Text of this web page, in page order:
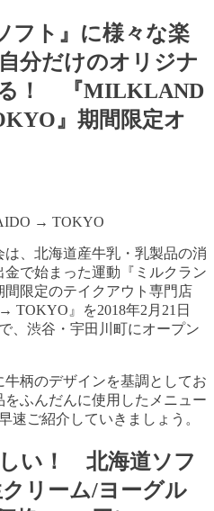
フト』に様々な楽
分だけのオリジナ
！ 『MILKLAND
』期間限定オ
、北海道産牛乳・乳製品の消
で始まった運動『ミルクラン
間限定のテイクアウト専門店
TOKYO』を2018年2月21日
、渋谷・宇田川町にオープン
柄のデザインを基調としてお
ふんだんに使用したメニュー
速ご紹介していきましょう。
い！ 北海道ソフ
リーム/ヨーグル